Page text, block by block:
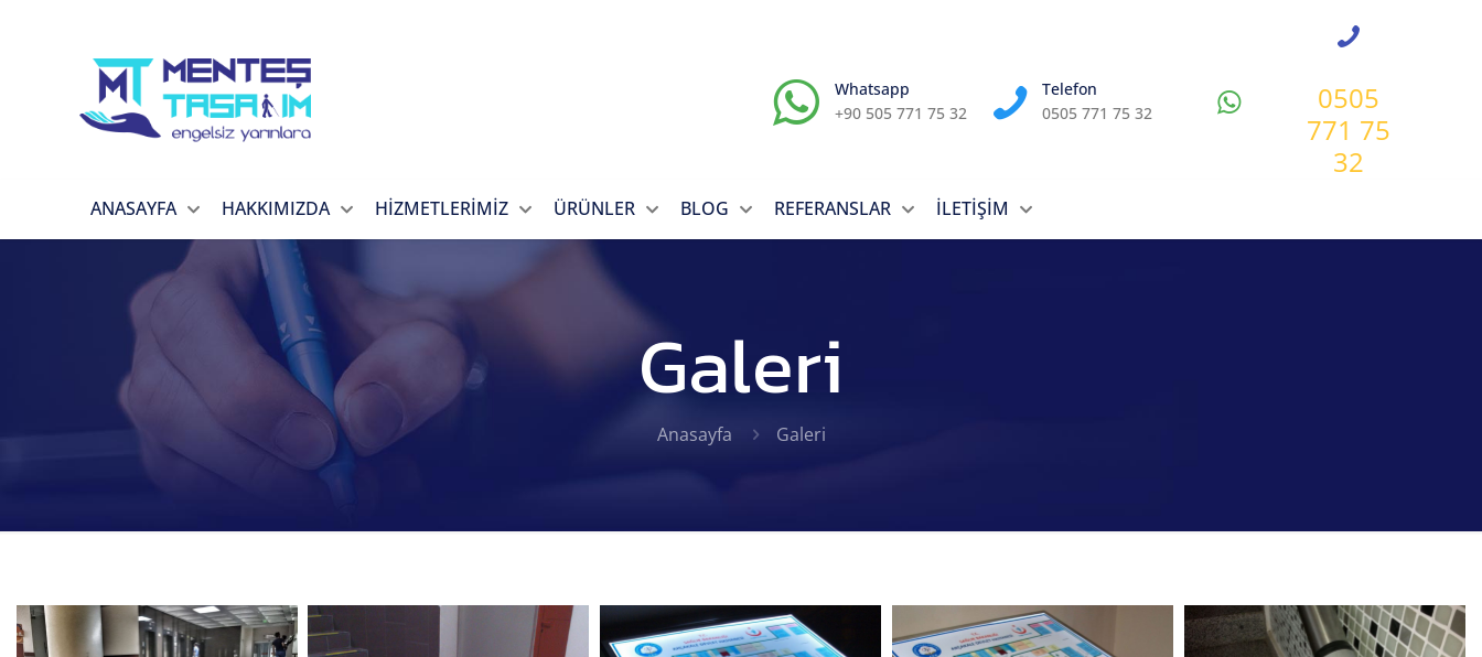
Whatsapp
+90 505 771 75 32
Telefon
0505 771 75 32
0505
771 75
32
ANASAYFA HAKKIMIZDA HİZMETLERİMİZ ÜRÜNLER BLOG REFERANSLAR İLETİŞİM
Galeri
Anasayfa Galeri